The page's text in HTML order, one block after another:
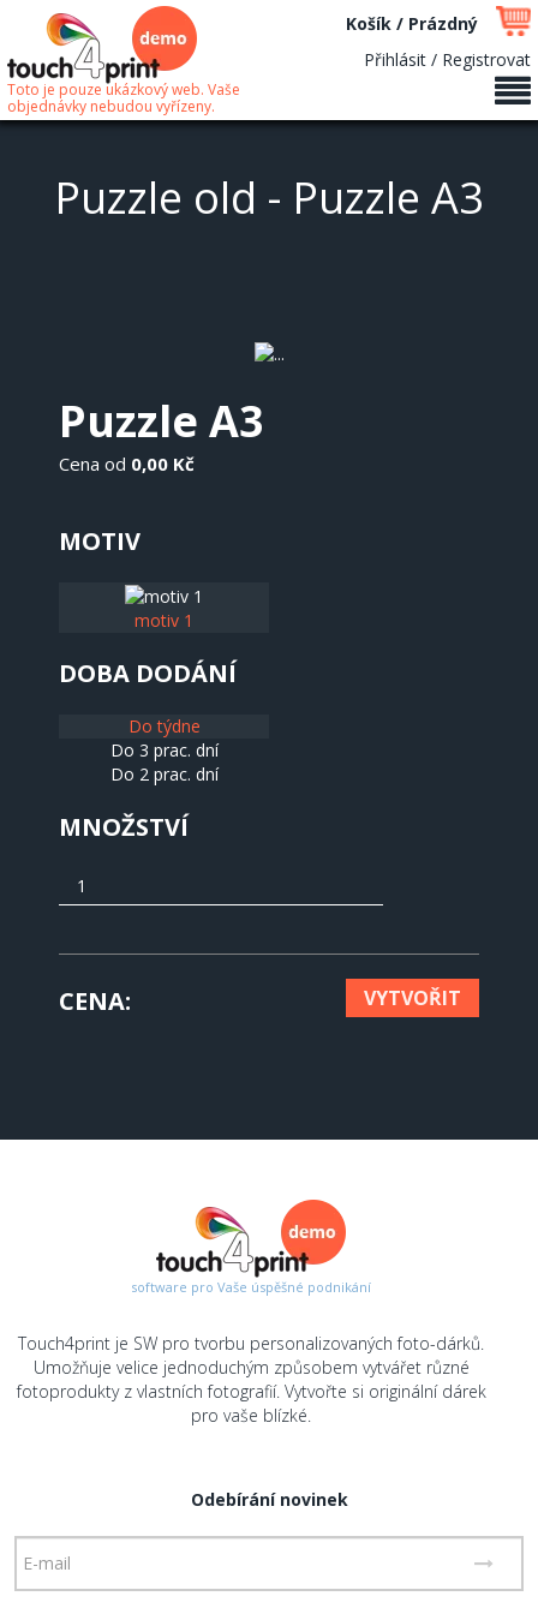
Toto je pouze ukázkový web. Vaše
objednávky nebudou vyřízeny.
Košík / Prázdný
Přihlásit / Registrovat
Puzzle old - Puzzle A3
Puzzle A3
Cena od 0,00 Kč
MOTIV
motiv 1
DOBA DODÁNÍ
Do týdne
Do 3 prac. dní
Do 2 prac. dní
MNOŽSTVÍ
CENA VYTVOŘIT
software pro Vaše úspěšné podnikání
Touch4print je SW pro tvorbu personalizovaných foto-dárků.
Umožňuje velice jednoduchým způsobem vytvářet různé
fotoprodukty z vlastních fotografií. Vytvořte si originální dárek
pro vaše blízké.
Odebírání novinek